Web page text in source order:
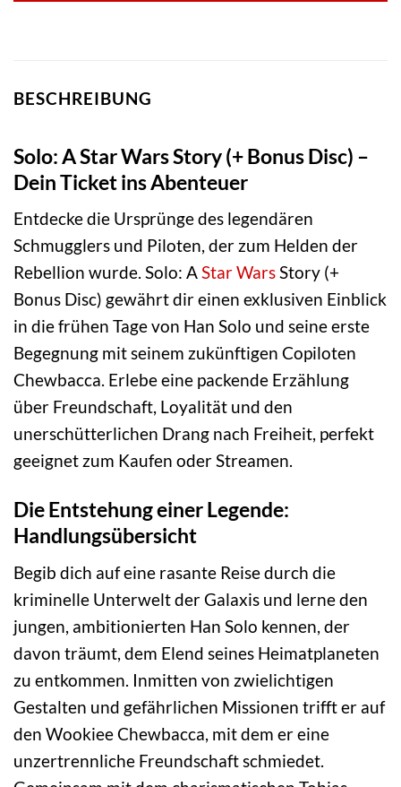
BESCHREIBUNG
Solo: A Star Wars Story (+ Bonus Disc) –
Dein Ticket ins Abenteuer
Entdecke die Ursprünge des legendären
Schmugglers und Piloten, der zum Helden der
Rebellion wurde. Solo: AStar WarsStory (+
Bonus Disc) gewährt dir einen exklusiven Einblick
in die frühen Tage von Han Solo und seine erste
Begegnung mit seinem zukünftigen Copiloten
Chewbacca. Erlebe eine packende Erzählung
über Freundschaft, Loyalität und den
unerschütterlichen Drang nach Freiheit, perfekt
geeignet zum Kaufen oder Streamen.
Die Entstehung einer Legende:
Handlungsübersicht
Begib dich auf eine rasante Reise durch die
kriminelle Unterwelt der Galaxis und lerne den
jungen, ambitionierten Han Solo kennen, der
davon träumt, dem Elend seines Heimatplaneten
zu entkommen. Inmitten von zwielichtigen
Gestalten und gefährlichen Missionen trifft er auf
den Wookiee Chewbacca, mit dem er eine
unzertrennliche Freundschaft schmiedet.